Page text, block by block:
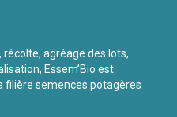
agréage des lots,
Essem’Bio est
filière semences potagères